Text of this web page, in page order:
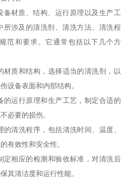
备材质、结构、运行原理以及生产工
所涉及的清洗剂、清洗方法、清洗程
范和要求。它通常包括以下几个方
材质和结构，选择适当的清洗剂，以
设备表面和内部结构。
的运行原理和生产工艺，制定合适的
必要的损伤。
清洗程序，包括清洗时间、温度、
有效性和安全性。
定相应的检测和验收标准，对清洗后
其清洁度和运行性能。